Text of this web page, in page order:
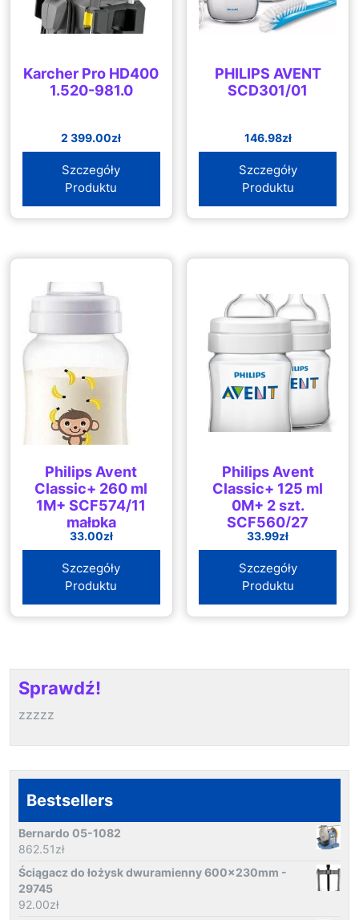
Karcher Pro HD400
1.520-981.0
2 399.00zł
Szczegóły
Produktu
PHILIPS AVENT
SCD301/01
146.98zł
Szczegóły
Produktu
Philips Avent
Classic+ 260 ml
1M+ SCF574/11
małpka
33.00zł
Szczegóły
Produktu
Philips Avent
Classic+ 125 ml
0M+ 2 szt.
SCF560/27
33.99zł
Szczegóły
Produktu
Sprawdź!
zzzzz
Bestsellers
Bernardo 05-1082
862.51zł
Ściągacz do łożysk dwuramienny 600x230mm -
29745
92.00zł